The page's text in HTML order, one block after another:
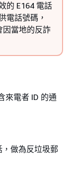
的 E164 電話
電話號碼，
因當地的反詐
來電者 ID 的通
做為反垃圾郵